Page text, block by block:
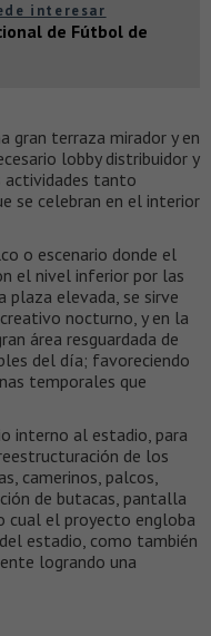
interesar
de Fútbol de
gran terraza mirador y en
lobby distribuidor y
actividades tanto
se celebran en el interior
o escenario donde el
el nivel inferior por las
plaza elevada, se sirve
nocturno, y en la
área resguardada de
del día; favoreciendo
temporales que
interno al estadio, para
de los
camerinos, palcos,
de butacas, pantalla
cual el proyecto engloba
estadio, como también
logrando una